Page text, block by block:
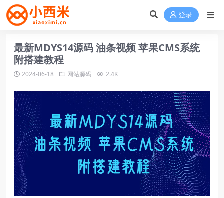
登录
最新MDYS14源码 油条视频 苹果CMS系统
附搭建教程
2024-06-18 网站源码 2.4K